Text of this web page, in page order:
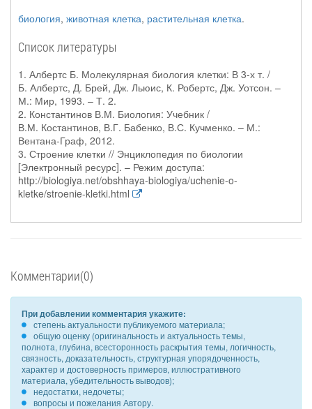
биология, животная клетка, растительная клетка.
Список литературы
1. Албертс Б. Молекулярная биология клетки: В 3-х т. /
Б. Албертс, Д. Брей, Дж. Льюис, К. Робертс, Дж. Уотсон. –
М.: Мир, 1993. – Т. 2.
2. Константинов В.М. Биология: Учебник /
В.М. Костантинов, В.Г. Бабенко, В.С. Кучменко. – М.:
Вентана-Граф, 2012.
3. Строение клетки // Энциклопедия по биологии
[Электронный ресурс]. – Режим доступа:
http://biologiya.net/obshhaya-biologiya/uchenie-o-
kletke/stroenie-kletki.html
Комментарии(0)
При добавлении комментария укажите:
степень актуальности публикуемого материала;
общую оценку (оригинальность и актуальность темы,
полнота, глубина, всесторонность раскрытия темы, логичность,
связность, доказательность, структурная упорядоченность,
характер и достоверность примеров, иллюстративного
материала, убедительность выводов);
недостатки, недочеты;
вопросы и пожелания Автору.